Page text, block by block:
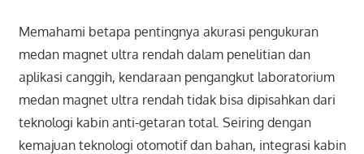
Memahami betapa pentingnya akurasi pengukuran
medan magnet ultra rendah dalam penelitian dan
aplikasi canggih, kendaraan pengangkut laboratorium
medan magnet ultra rendah tidak bisa dipisahkan dari
teknologi kabin anti-getaran total. Seiring dengan
kemajuan teknologi otomotif dan bahan, integrasi kabin